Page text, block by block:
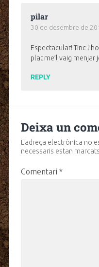
pilar
30 de desembre de
Espectacular! Tinc
plat me’l vaig menjar
REPLY
Deixa un
L'adreça electrònica no
necessaris estan
Comentari *